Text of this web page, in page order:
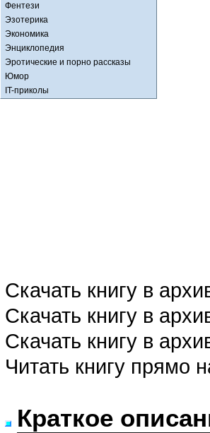
Фентези
Эзотерика
Экономика
Энциклопедия
Эротические и порно рассказы
Юмор
IT-приколы
Скачать книгу в
Скачать книгу в
Скачать книгу в
Читать книгу прямо
Краткое